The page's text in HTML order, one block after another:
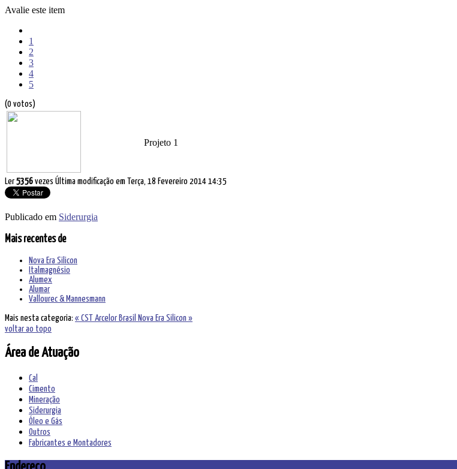
Avalie este item
1
2
3
4
5
(0 votos)
Projeto 1
Ler 5356 vezes Última modificação em Terça, 18 Fevereiro 2014 14:35
Publicado em Siderurgia
Mais recentes de
Nova Era Silicon
Italmagnésio
Alumex
Alumar
Vallourec & Mannesmann
Mais nesta categoria: « CST Arcelor Brasil Nova Era Silicon »
voltar ao topo
Área de Atuação
Cal
Cimento
Mineração
Siderurgia
Óleo e Gás
Outros
Fabricantes e Montadores